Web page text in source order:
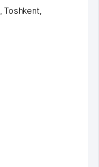
Toshkent